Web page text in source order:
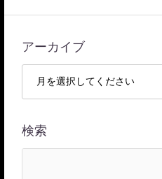
アーカイブ
検索